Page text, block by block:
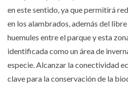
en este sentido, ya que permitirá
en los alambrados, además del
huemules entre el parque y esta
identificada como un área de
especie. Alcanzar la conectividad
clave para la conservación de la